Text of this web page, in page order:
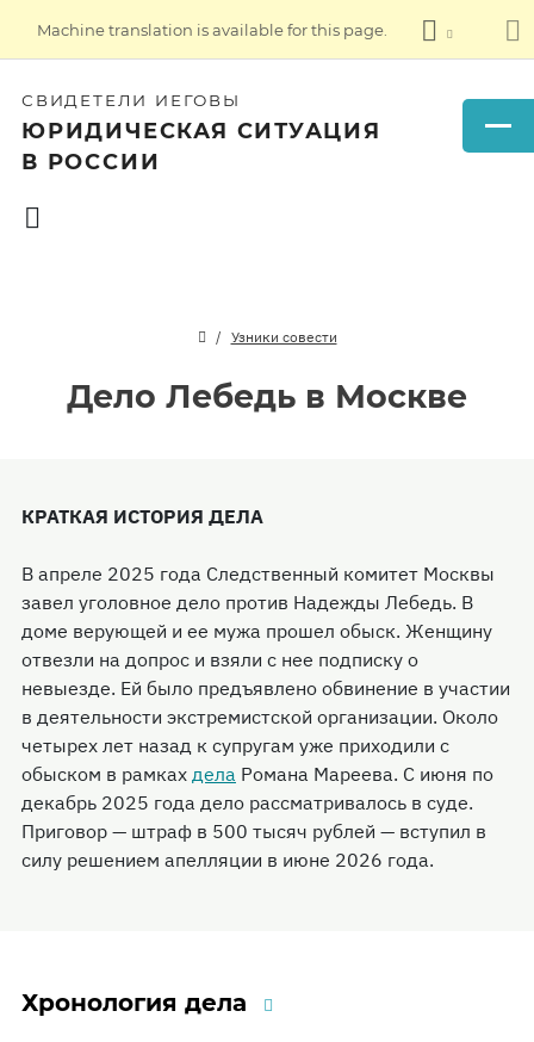
Machine translation is available for this page.
СВИДЕТЕЛИ ИЕГОВЫ
ЮРИДИЧЕСКАЯ СИТУАЦИЯ
В РОССИИ
Узники совести
Дело Лебедь в Москве
КРАТКАЯ ИСТОРИЯ ДЕЛА
В апреле 2025 года Следственный комитет Москвы
завел уголовное дело против Надежды Лебедь. В
доме верующей и ее мужа прошел обыск. Женщину
отвезли на допрос и взяли с нее подписку о
невыезде. Ей было предъявлено обвинение в участии
в деятельности экстремистской организации. Около
четырех лет назад к супругам уже приходили с
обыском в рамках дела Романа Мареева. С июня по
декабрь 2025 года дело рассматривалось в суде.
Приговор — штраф в 500 тысяч рублей — вступил в
силу решением апелляции в июне 2026 года.
Хронология дела